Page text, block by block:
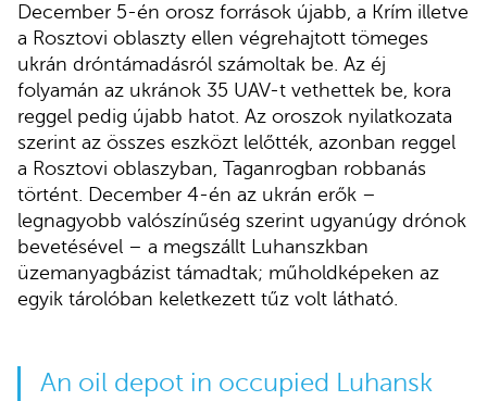
December 5-én orosz források újabb, a Krím illetve
a Rosztovi oblaszty ellen végrehajtott tömeges
ukrán dróntámadásról számoltak be. Az éj
folyamán az ukránok 35 UAV-t vethettek be, kora
reggel pedig újabb hatot. Az oroszok nyilatkozata
szerint az összes eszközt lelőtték, azonban reggel
a Rosztovi oblaszyban, Taganrogban robbanás
történt. December 4-én az ukrán erők –
legnagyobb valószínűség szerint ugyanúgy drónok
bevetésével – a megszállt Luhanszkban
üzemanyagbázist támadtak; műholdképeken az
egyik tárolóban keletkezett tűz volt látható.
An oil depot in occupied Luhansk